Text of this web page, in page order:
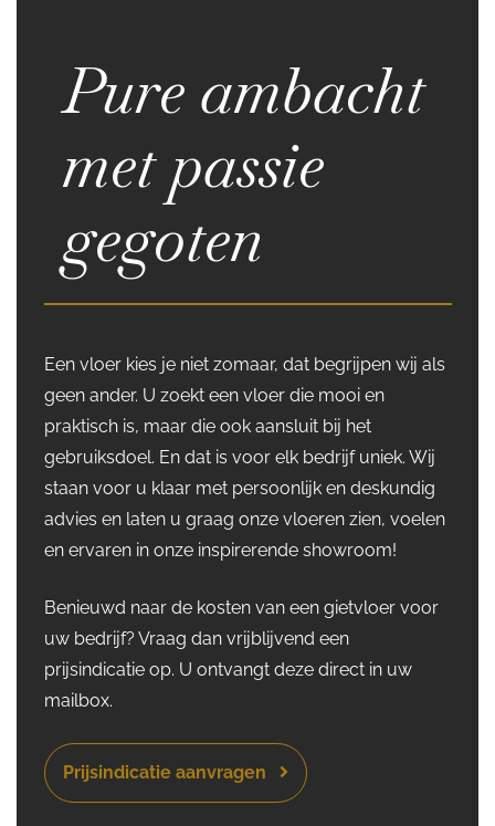
Pure ambacht
met passie
gegoten
Een vloer kies je niet zomaar, dat begrijpen wij als
geen ander. U zoekt een vloer die mooi en
praktisch is, maar die ook aansluit bij het
gebruiksdoel. En dat is voor elk bedrijf uniek. Wij
staan voor u klaar met persoonlijk en deskundig
advies en laten u graag onze vloeren zien, voelen
en ervaren in onze inspirerende showroom!
Benieuwd naar de kosten van een gietvloer voor
uw bedrijf? Vraag dan vrijblijvend een
prijsindicatie op. U ontvangt deze direct in uw
mailbox.
Prijsindicatie aanvragen